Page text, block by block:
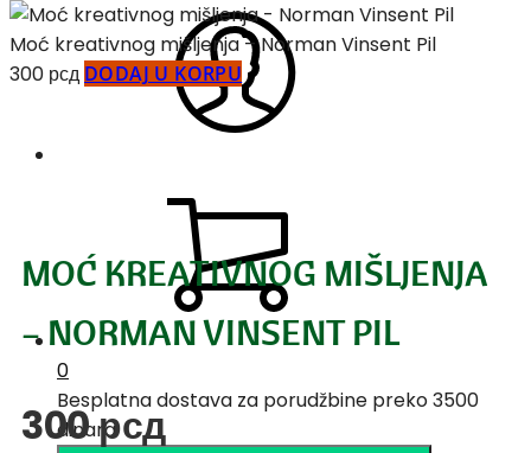
0
Besplatna dostava za porudžbine preko 3500
dinara
Moć kreativnog mišljenja – Norman Vinsent Pil
300 рсд DODAJ U KORPU
MOĆ KREATIVNOG MIŠLJENJA
– NORMAN VINSENT PIL
300рсд